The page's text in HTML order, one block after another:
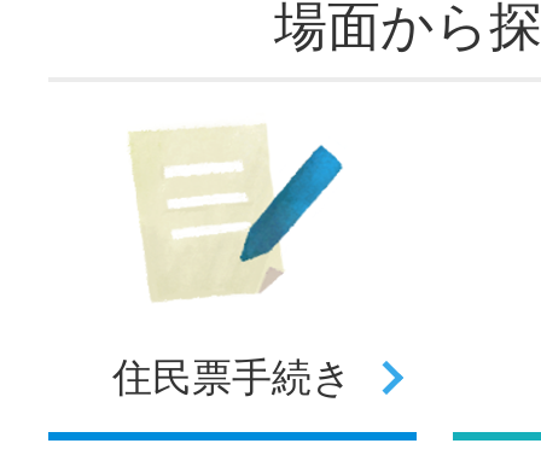
場面から
住民票手続き